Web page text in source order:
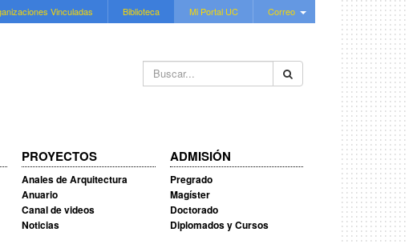
Vinculadas Biblioteca Mi Portal UC Correo
Buscar...
PROYECTOS
Anales de Arquitectura
Anuario
Canal de videos
Noticias
ADMISIÓN
Pregrado
Magíster
Doctorado
Diplomados y Cursos